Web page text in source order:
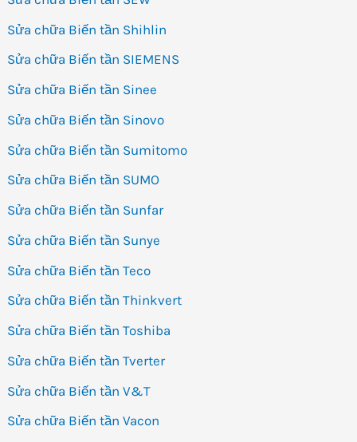
Sửa chữa Biến tần Shihlin
Sửa chữa Biến tần SIEMENS
Sửa chữa Biến tần Sinee
Sửa chữa Biến tần Sinovo
Sửa chữa Biến tần Sumitomo
Sửa chữa Biến tần SUMO
Sửa chữa Biến tần Sunfar
Sửa chữa Biến tần Sunye
Sửa chữa Biến tần Teco
Sửa chữa Biến tần Thinkvert
Sửa chữa Biến tần Toshiba
Sửa chữa Biến tần Tverter
Sửa chữa Biến tần V&T
Sửa chữa Biến tần Vacon